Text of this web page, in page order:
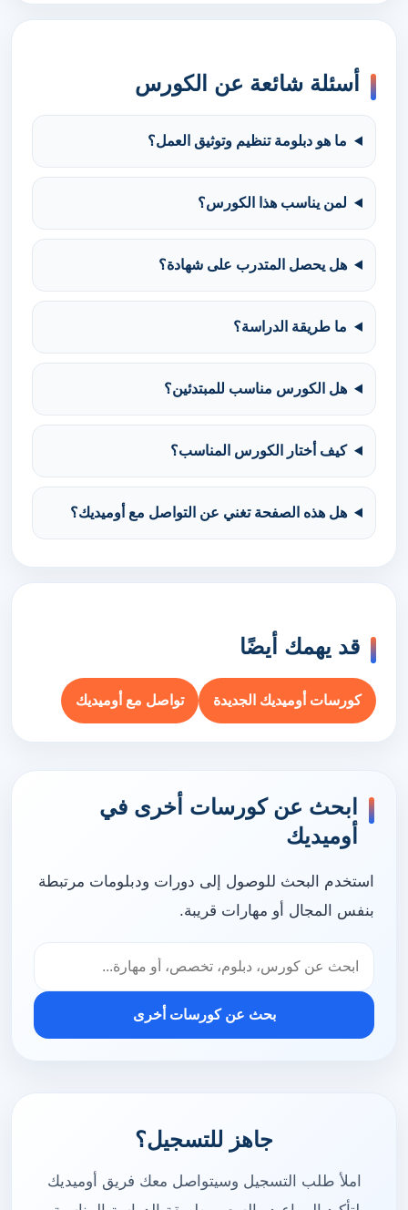
أسئلة شائعة عن الكورس
ما هو دبلومة تنظيم وتوثيق العمل؟
لمن يناسب هذا الكورس؟
هل يحصل المتدرب على شهادة؟
ما طريقة الدراسة؟
هل الكورس مناسب للمبتدئين؟
كيف أختار الكورس المناسب؟
هل هذه الصفحة تغني عن التواصل مع أوميديك؟
قد يهمك أيضًا
كورسات أوميديك الجديدة تواصل مع أوميديك
ابحث عن كورسات أخرى في
أوميديك
استخدم البحث للوصول إلى دورات ودبلومات مرتبطة
بنفس المجال أو مهارات قريبة.
بحث عن كورسات أخرى
جاهز للتسجيل؟
املأ طلب التسجيل وسيتواصل معك فريق أوميديك